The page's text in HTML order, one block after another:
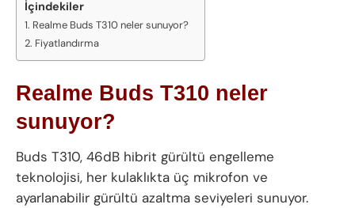
İçindekiler
Realme Buds T310 neler sunuyor?
Fiyatlandırma
Realme Buds T310 neler
sunuyor?
Buds T310, 46dB hibrit gürültü engelleme
teknolojisi, her kulaklıkta üç mikrofon ve
ayarlanabilir gürültü azaltma seviyeleri sunuyor.